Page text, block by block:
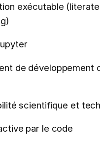
exécutable (literate
de développement
scientifique et
par le code